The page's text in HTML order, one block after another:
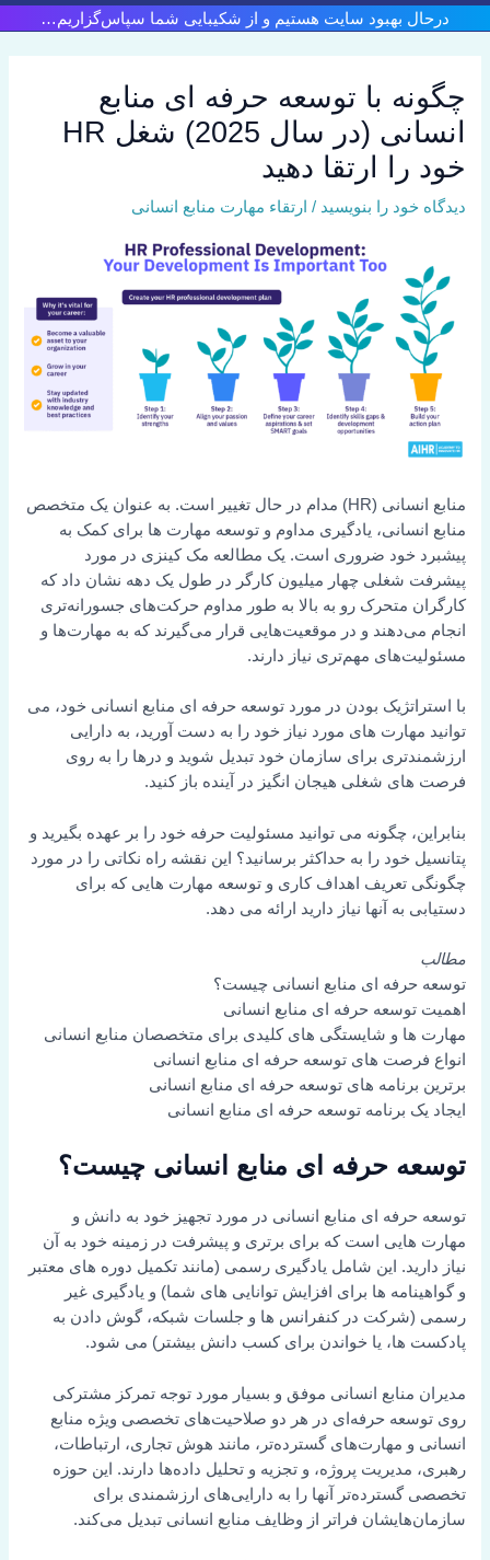
درحال بهبود سایت هستیم و از شکیبایی شما سپاس‌گزاریم…
چگونه با توسعه حرفه ای منابع
انسانی (در سال 2025) شغل HR
خود را ارتقا دهید
دیدگاه‌ خود را بنویسید / ارتقاء مهارت منابع انسانی
منابع انسانی (HR) مدام در حال تغییر است. به عنوان یک متخصص
منابع انسانی، یادگیری مداوم و توسعه مهارت ها برای کمک به
پیشبرد خود ضروری است. یک مطالعه مک کینزی در مورد
پیشرفت شغلی چهار میلیون کارگر در طول یک دهه نشان داد که
کارگران متحرک رو به بالا به طور مداوم حرکت‌های جسورانه‌تری
انجام می‌دهند و در موقعیت‌هایی قرار می‌گیرند که به مهارت‌ها و
مسئولیت‌های مهم‌تری نیاز دارند.
با استراتژیک بودن در مورد توسعه حرفه ای منابع انسانی خود، می
توانید مهارت های مورد نیاز خود را به دست آورید، به دارایی
ارزشمندتری برای سازمان خود تبدیل شوید و درها را به روی
فرصت های شغلی هیجان انگیز در آینده باز کنید.
بنابراین، چگونه می توانید مسئولیت حرفه خود را بر عهده بگیرید و
پتانسیل خود را به حداکثر برسانید؟ این نقشه راه نکاتی را در مورد
چگونگی تعریف اهداف کاری و توسعه مهارت هایی که برای
دستیابی به آنها نیاز دارید ارائه می دهد.
مطالب
توسعه حرفه ای منابع انسانی چیست؟
اهمیت توسعه حرفه ای منابع انسانی
مهارت ها و شایستگی های کلیدی برای متخصصان منابع انسانی
انواع فرصت های توسعه حرفه ای منابع انسانی
برترین برنامه های توسعه حرفه ای منابع انسانی
ایجاد یک برنامه توسعه حرفه ای منابع انسانی
توسعه حرفه ای منابع انسانی چیست؟
توسعه حرفه ای منابع انسانی در مورد تجهیز خود به دانش و
مهارت هایی است که برای برتری و پیشرفت در زمینه خود به آن
نیاز دارید. این شامل یادگیری رسمی (مانند تکمیل دوره های معتبر
و گواهینامه ها برای افزایش توانایی های شما) و یادگیری غیر
رسمی (شرکت در کنفرانس ها و جلسات شبکه، گوش دادن به
پادکست ها، یا خواندن برای کسب دانش بیشتر) می شود.
مدیران منابع انسانی موفق و بسیار مورد توجه تمرکز مشترکی
روی توسعه حرفه‌ای در هر دو صلاحیت‌های تخصصی ویژه منابع
انسانی و مهارت‌های گسترده‌تر، مانند هوش تجاری، ارتباطات،
رهبری، مدیریت پروژه، و تجزیه و تحلیل داده‌ها دارند. این حوزه
تخصصی گسترده‌تر آنها را به دارایی‌های ارزشمندی برای
سازمان‌هایشان فراتر از وظایف منابع انسانی تبدیل می‌کند.